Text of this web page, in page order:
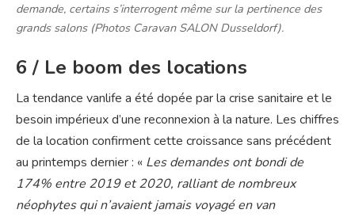
demande, certains s’interrogent même sur la pertinence des
grands salons (Photos Caravan SALON Dusseldorf).
6 / Le boom des locations
La tendance vanlife a été dopée par la crise sanitaire et le
besoin impérieux d’une reconnexion à la nature. Les chiffres
de la location confirment cette croissance sans précédent
au printemps dernier : « Les demandes ont bondi de
174% entre 2019 et 2020, ralliant de nombreux
néophytes qui n’avaient jamais voyagé en van